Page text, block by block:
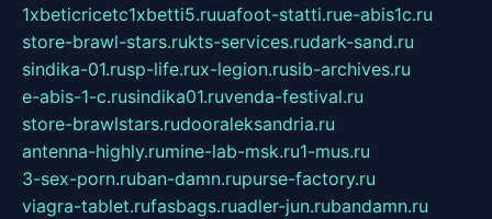
1xbeticricetc1xbetti5.ruuafoot-statti.rue-abis1c.ru
store-brawl-stars.rukts-services.rudark-sand.ru
sindika-01.rusp-life.rux-legion.rusib-archives.ru
e-abis-1-c.rusindika01.ruvenda-festival.ru
store-brawlstars.rudooraleksandria.ru
antenna-highly.rumine-lab-msk.ru1-mus.ru
3-sex-porn.ruban-damn.rupurse-factory.ru
viagra-tablet.rufasbags.ruadler-jun.rubandamn.ru